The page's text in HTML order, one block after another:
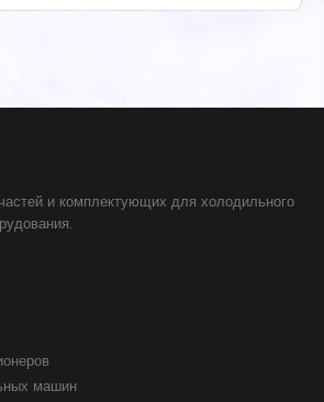
и комплектующих для холодильного
машин